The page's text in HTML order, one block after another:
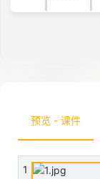
预览 - 课件
1